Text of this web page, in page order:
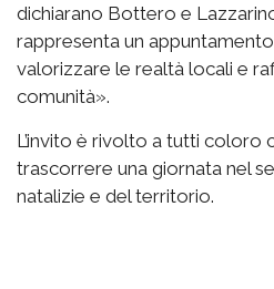
dichiarano Bottero e
rappresenta un
valorizzare le realtà locali e
comunità».
L’invito è rivolto a tutti coloro
trascorrere una giornata nel
natalizie e del territorio.